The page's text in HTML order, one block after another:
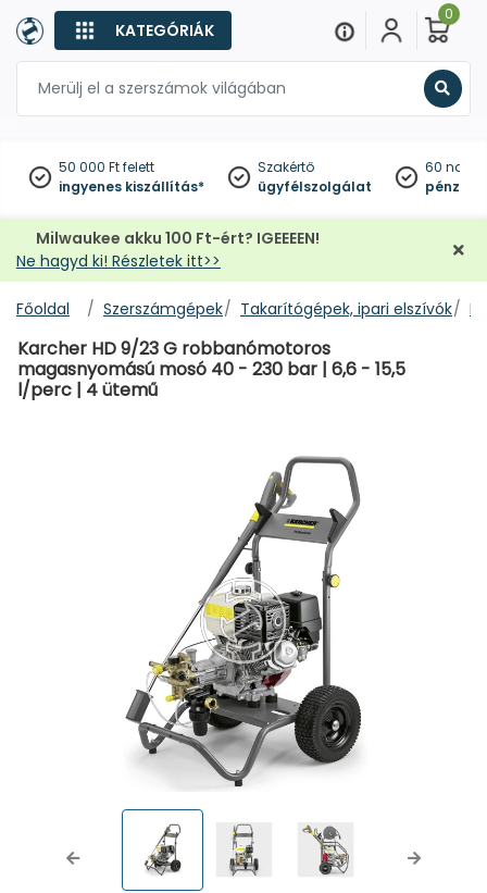
KATEGÓRIÁK
0
50 000 Ft felett
ingyenes kiszállítás*
Szakértő
ügyfélszolgálat
60
Milwaukee akku 100 Ft-ért? IGEEEEN!
Ne hagyd ki! Részletek itt>>
Főoldal Szerszámgépek Takarítógépek, ipari elszívók
Karcher HD 9/23 G robbanómotoros
magasnyomású mosó 40 - 230 bar | 6,6 - 15,5
l/perc | 4 ütemű
Previous Next